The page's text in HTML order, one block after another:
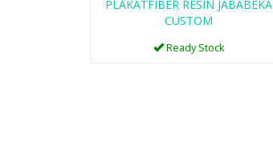
PLAKATFIBER RESIN JABABEKA
CUSTOM
Ready Stock
Ready Stock